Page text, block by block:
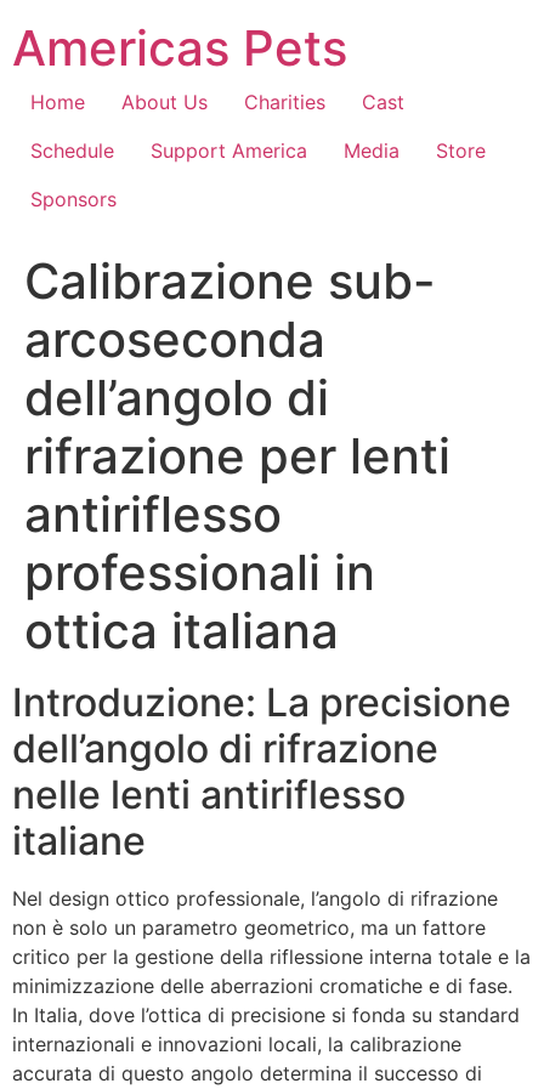
content
Americas Pets
Home About Us Charities
Cast
Schedule
Support America Media
Store
Sponsors
Calibrazione sub-
arcoseconda
dell’angolo di
rifrazione per lenti
antiriflesso
professionali in
ottica italiana
Introduzione: La precisione
dell’angolo di rifrazione
nelle lenti antiriflesso
italiane
Nel design ottico professionale, l’angolo di rifrazione
non è solo un parametro geometrico, ma un fattore
critico per la gestione della riflessione interna totale e la
minimizzazione delle aberrazioni cromatiche e di fase.
In Italia, dove l’ottica di precisione si fonda su standard
internazionali e innovazioni locali, la calibrazione
accurata di questo angolo determina il successo di